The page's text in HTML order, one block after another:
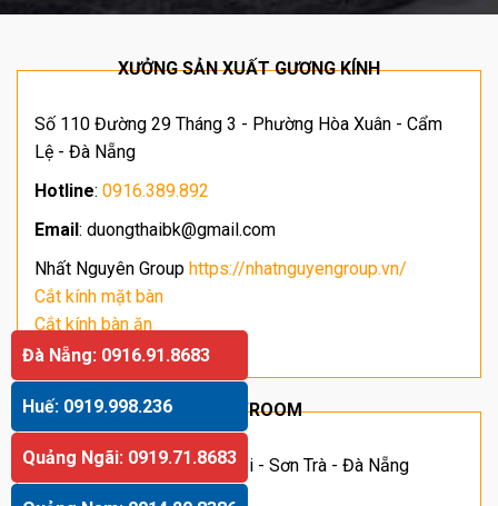
XƯỞNG SẢN XUẤT GƯƠNG KÍNH
Số 110 Đường 29 Tháng 3 - Phường Hòa Xuân - Cẩm
Lệ - Đà Nẵng
Hotline: 0916.389.892
Email: duongthaibk@gmail.com
Nhất Nguyên Group https://nhatnguyengroup.vn/
Cắt kính mặt bàn
Cắt kính bàn ăn
Giá kính cường lực
SHOWROOM
Địa chỉ: Số 63 Hoàng Sĩ Khải - Sơn Trà - Đà Nẵng
Đà Nẵng: 0916.91.8683
Huế: 0919.998.236
Quảng Ngãi: 0919.71.8683